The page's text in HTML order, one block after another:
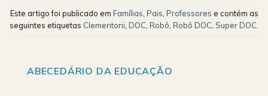
Este artigo foi publicado em Famílias Pais Professores e contém as
seguintes etiquetas Clementoni DOC Robô Robô DOC Super DOC
ABECEDÁRIO DA EDUCAÇÃO